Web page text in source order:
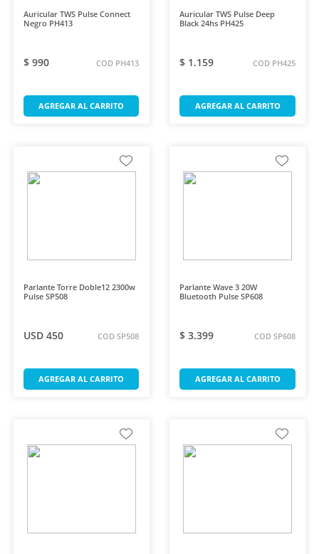
Auricular TWS Pulse Connect
Negro PH413
$ 990 COD PH413
AGREGAR AL CARRITO
Auricular TWS Pulse Deep
Black 24hs PH425
$ 1.159 COD PH425
AGREGAR AL CARRITO
Parlante Torre Doble12 2300w
Pulse SP508
USD 450 COD SP508
AGREGAR AL CARRITO
Parlante Wave 3 20W
Bluetooth Pulse SP608
$ 3.399 COD SP608
AGREGAR AL CARRITO